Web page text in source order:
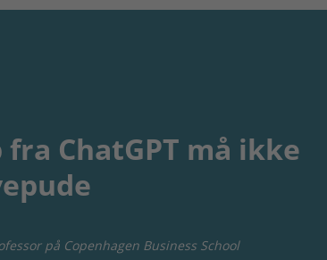
ChatGPT må ikke
på Copenhagen Business School